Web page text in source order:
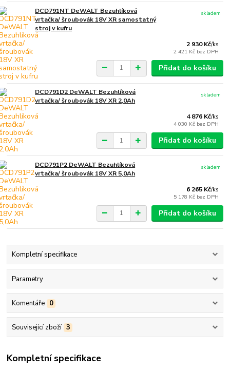
DCD791NT DeWALT Bezuhlíková
vrtačka/ šroubovák 18V XR samostatný
stroj v kufru
2 930 Kč/ks
2 421 Kč bez DPH
skladem
Přidat do košíku
DCD791D2 DeWALT Bezuhlíková
vrtačka/ šroubovák 18V XR 2,0Ah
4 876 Kč/ks
4 030 Kč bez DPH
skladem
Přidat do košíku
DCD791P2 DeWALT Bezuhlíková
vrtačka/ šroubovák 18V XR 5,0Ah
6 265 Kč/ks
5 178 Kč bez DPH
skladem
Přidat do košíku
Kompletní specifikace
Parametry
Komentáře 0
Související zboží 3
Kompletní specifikace